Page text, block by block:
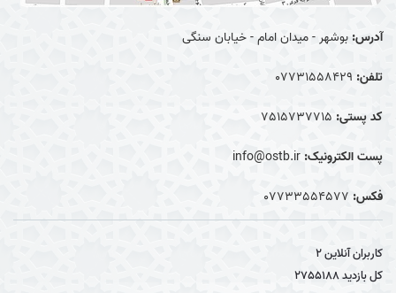
آدرس: بوشهر - میدان امام - خیابان سنگی
تلفن: 07731558429
کد پستی: 7515737715
پست الکترونیک: info@ostb.ir
فکس: 07733554577
کاربران آنلاین2
کل بازدید2755188